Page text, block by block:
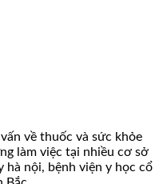
về thuốc và sức khỏe
làm việc tại nhiều cơ sở
hà nội, bệnh viện y học cổ